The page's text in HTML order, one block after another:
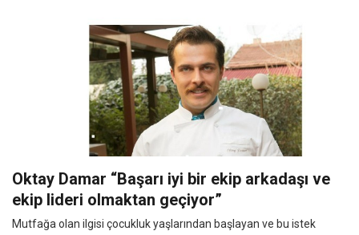
Oktay Damar “Başarı iyi bir ekip arkadaşı ve
ekip lideri olmaktan geçiyor”
Mutfağa olan ilgisi çocukluk yaşlarından başlayan ve bu istek